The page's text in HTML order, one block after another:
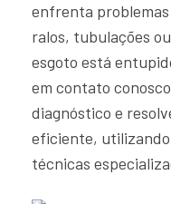
enfrenta
ralos, tubulações
esgoto está
em contato
diagnóstico e
eficiente,
técnicas